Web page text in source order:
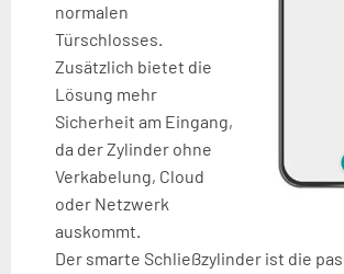
normalen
Türschlosses.
Zusätzlich bietet die
Lösung mehr
Sicherheit am Eingang,
da der Zylinder ohne
Verkabelung, Cloud
oder Netzwerk
auskommt.
Der smarte Schließzylinder ist die